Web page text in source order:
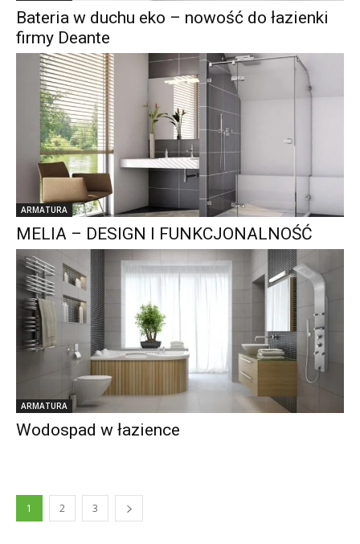
Bateria w duchu eko – nowość do łazienki
firmy Deante
ARMATURA
MELIA – DESIGN I FUNKCJONALNOŚĆ
ARMATURA
Wodospad w łazience
1 2 3